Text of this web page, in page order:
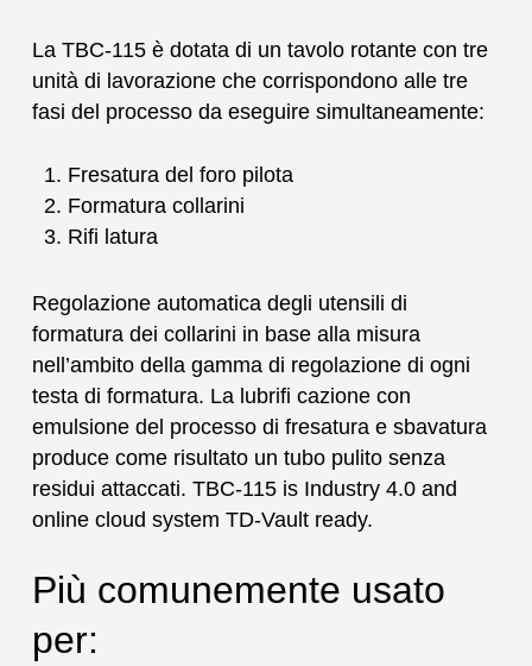
La TBC-115 è dotata di un tavolo rotante con tre
unità di lavorazione che corrispondono alle tre
fasi del processo da eseguire simultaneamente:
Fresatura del foro pilota
Formatura collarini
Rifi latura
Regolazione automatica degli utensili di
formatura dei collarini in base alla misura
nell’ambito della gamma di regolazione di ogni
testa di formatura. La lubrifi cazione con
emulsione del processo di fresatura e sbavatura
produce come risultato un tubo pulito senza
residui attaccati. TBC-115 is Industry 4.0 and
online cloud system TD-Vault ready.
Più comunemente usato
per: